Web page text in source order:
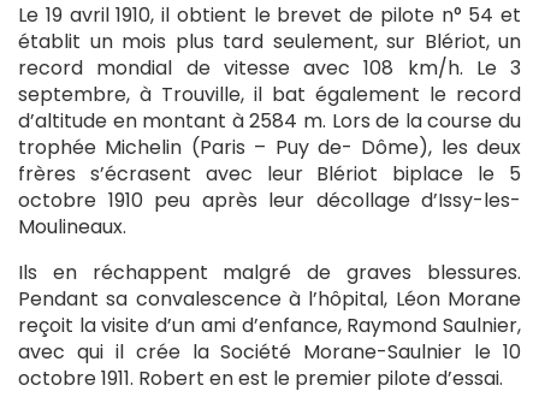
Le 19 avril 1910, il obtient le brevet de pilote n° 54 et
établit un mois plus tard seulement, sur Blériot, un
record mondial de vitesse avec 108 km/h. Le 3
septembre, à Trouville, il bat également le record
d’altitude en montant à 2584 m. Lors de la course du
trophée Michelin (Paris – Puy de- Dôme), les deux
frères s’écrasent avec leur Blériot biplace le 5
octobre 1910 peu après leur décollage d’Issy-les-
Moulineaux.
Ils en réchappent malgré de graves blessures.
Pendant sa convalescence à l’hôpital, Léon Morane
reçoit la visite d’un ami d’enfance, Raymond Saulnier,
avec qui il crée la Société Morane-Saulnier le 10
octobre 1911. Robert en est le premier pilote d’essai.